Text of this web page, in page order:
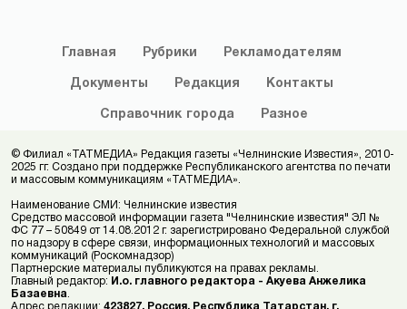
Главная Рубрики Рекламодателям
Документы Редакция Контакты
Справочник города Разное
© Филиал «ТАТМЕДИА» Редакция газеты «Челнинские Известия», 2010-
2025 гг. Создано при поддержке Республиканского агентства по печати
и массовым коммуникациям «ТАТМЕДИА».
Наименование СМИ: Челнинские известия
Средство массовой информации газета "Челнинские известия" ЭЛ №
ФС 77 – 50849 от 14.08.2012 г. зарегистрировано Федеральной службой
по надзору в сфере связи, информационных технологий и массовых
коммуникаций (Роскомнадзор)
Партнерские материалы публикуются на правах рекламы.
Главный редактор: И.о. главного редактора - Акуева Анжелика
Базаевна
Адрес редакции: 423827, Россия, Республика Татарстан, г.